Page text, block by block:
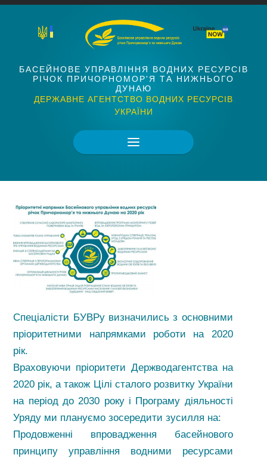
БАСЕЙНОВЕ УПРАВЛІННЯ ВОДНИХ РЕСУРСІВ
РІЧОК ПРИЧОРНОМОР'Я ТА НИЖНЬОГО
ДУНАЮ
ДЕРЖАВНЕ АГЕНТСТВО ВОДНИХ РЕСУРСІВ
УКРАЇНИ
Спеціалісти БУВРу визначились з основними
пріоритетними напрямками роботи на 2020
рік.
Враховуючи пріоритети Держводагентства на
2020 рік, а також Цілі сталого розвитку України
на період до 2030 року і Програму діяльності
Уряду ми плануємо зосередити зусилля на:
Продовженні впровадження басейнового
принципу управління водними ресурсами